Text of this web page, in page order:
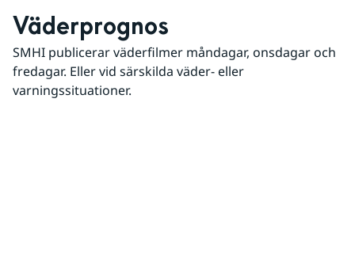
Väderprognos
SMHI publicerar väderfilmer måndagar, onsdagar och
fredagar. Eller vid särskilda väder- eller
varningssituationer.